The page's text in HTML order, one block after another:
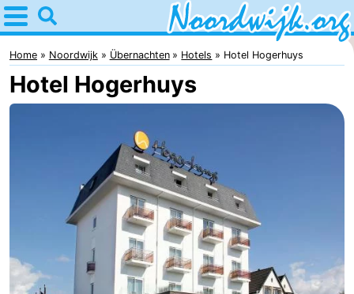
Home
Noordwijk
Tipps
Appartements
Campingplätze
Ferienhäuser
Home Noordwijk Übernachten Hotels Hotel Hogerhuys
Hotel Hogerhuys